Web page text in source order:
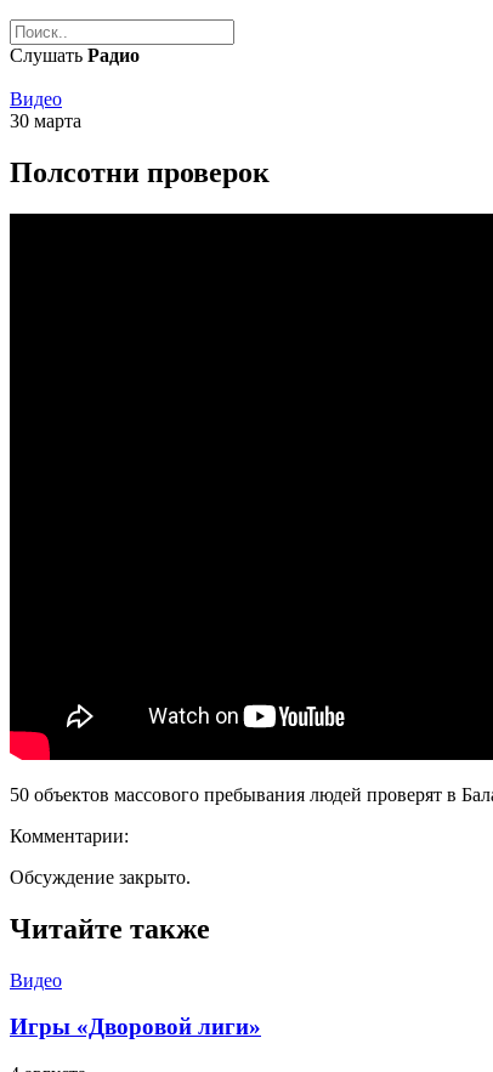
Слушать Радио
Видео
30 марта
Полсотни проверок
50 объектов массового пребывания людей проверят в
Комментарии:
Обсуждение закрыто.
Читайте также
Видео
Игры «Дворовой лиги»